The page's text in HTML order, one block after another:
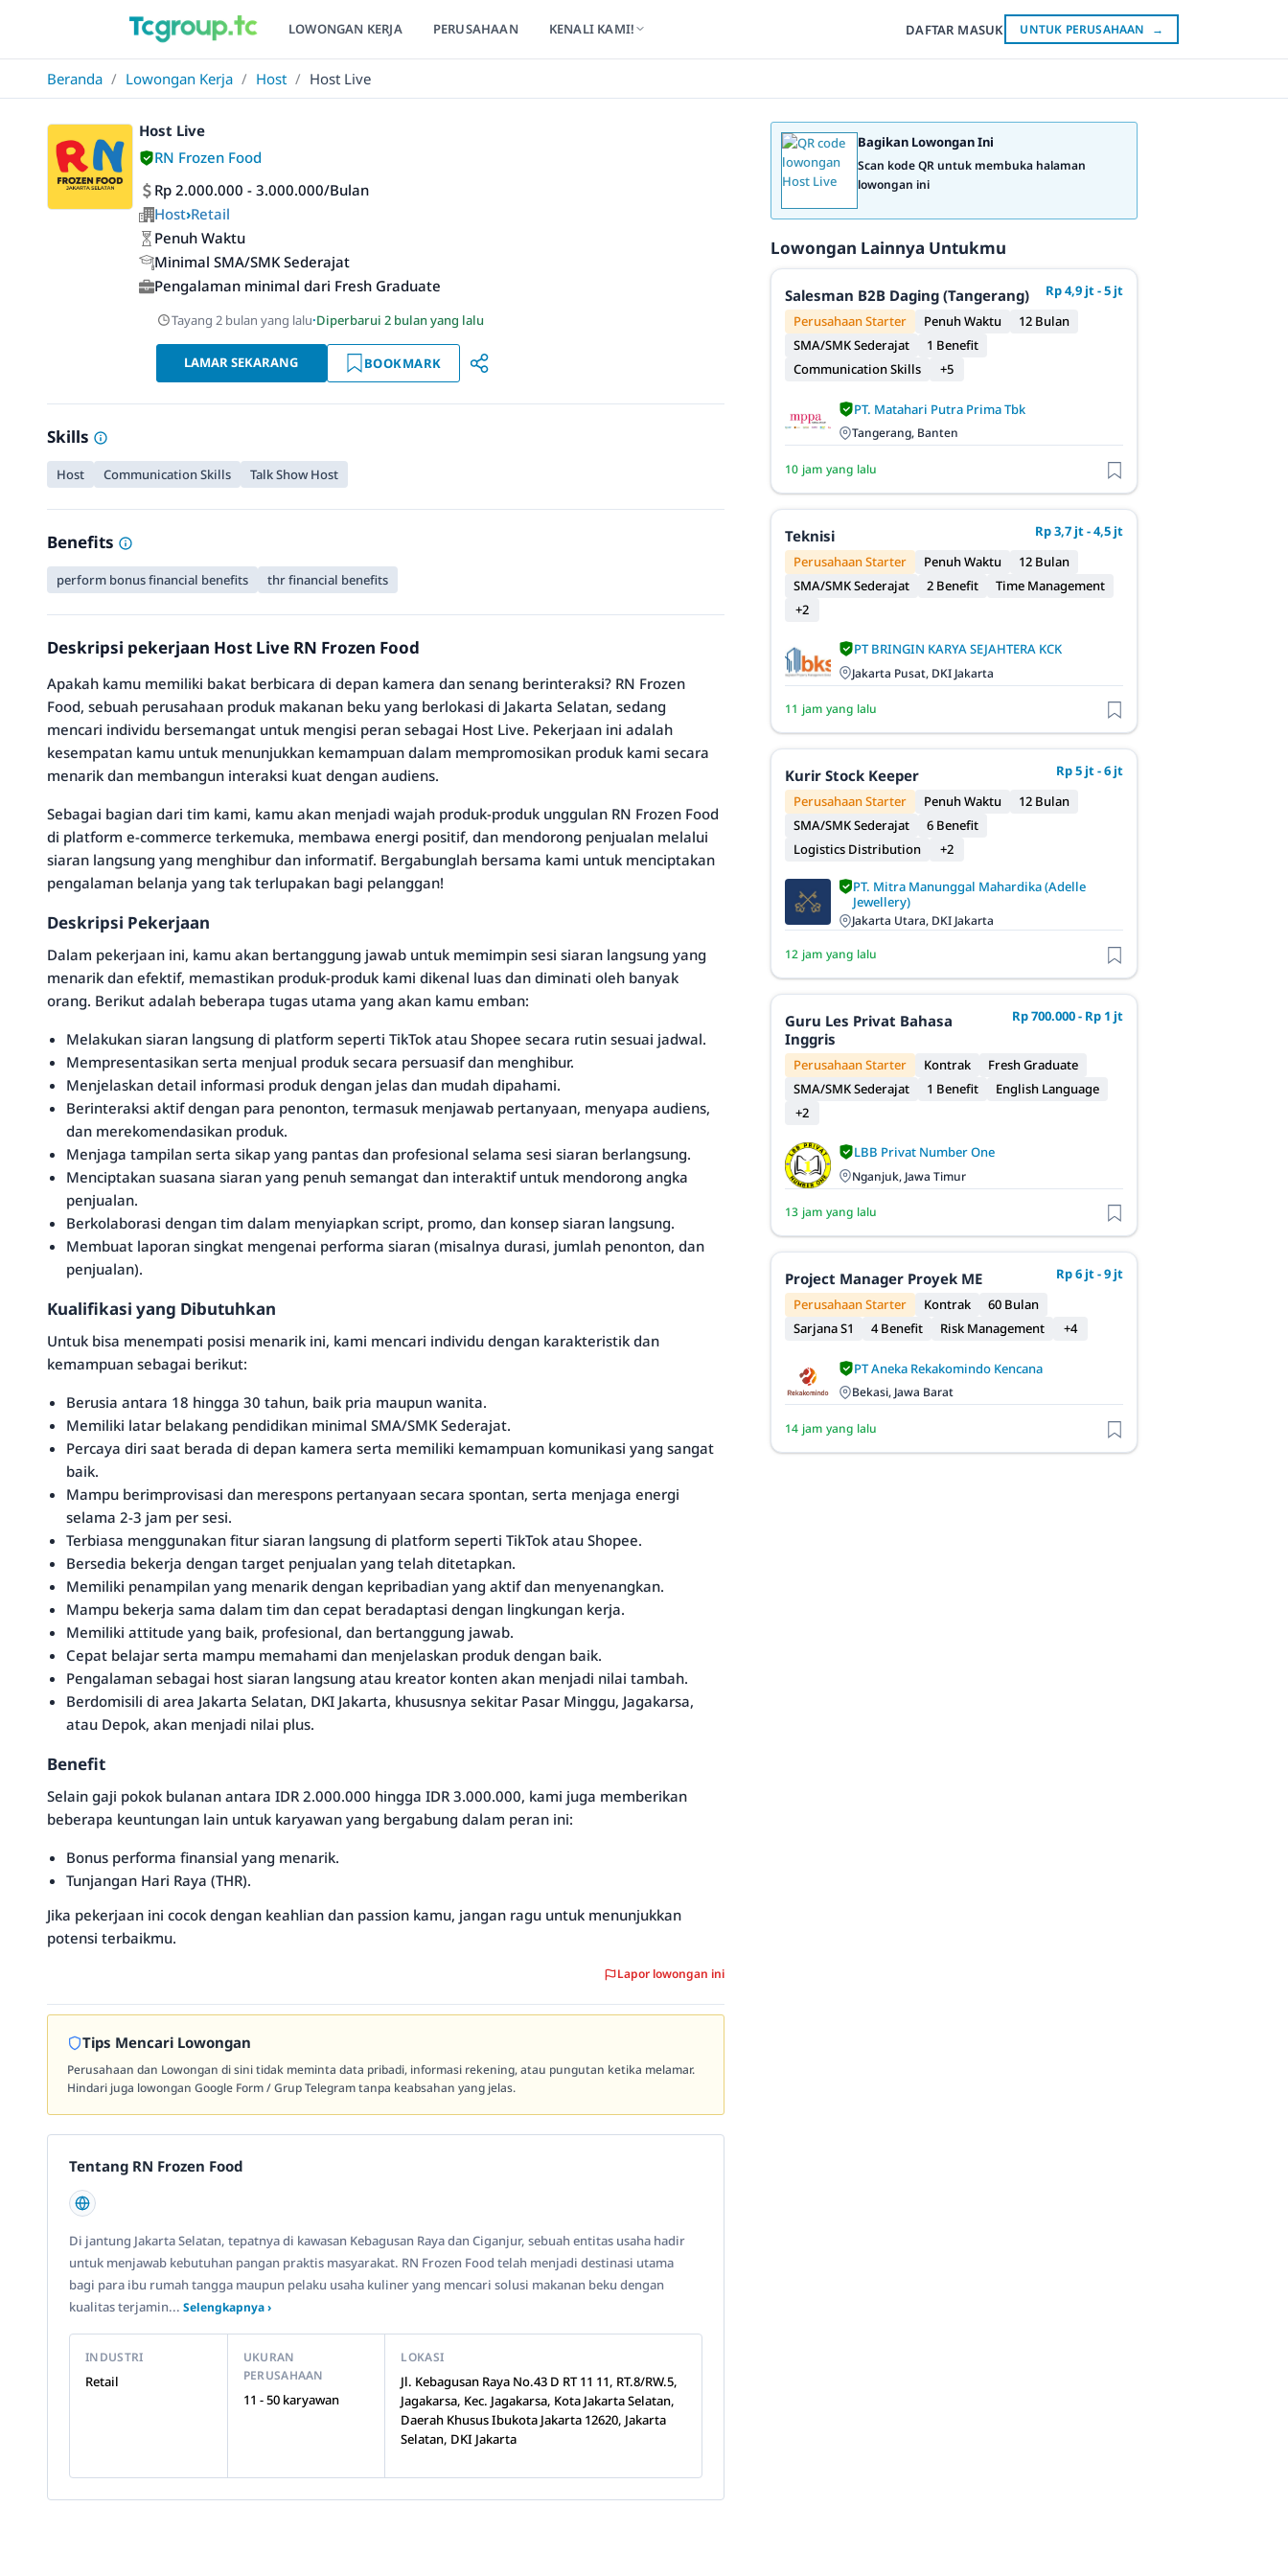
LOWONGAN KERJA PERUSAHAAN KENALI KAMI! DAFTAR MASUK UNTUK PERUSAHAAN →
Beranda / Lowongan Kerja / Host / Host Live
Host Live
RN Frozen Food
Rp 2.000.000 - 3.000.000/Bulan
Host›Retail
Penuh Waktu
Minimal SMA/SMK Sederajat
Pengalaman minimal dari Fresh Graduate
Tayang 2 bulan yang lalu·Diperbarui 2 bulan yang lalu
LAMAR SEKARANG BOOKMARK
Skills
Host Communication Skills Talk Show Host
Benefits
perform bonus financial benefits thr financial benefits
Deskripsi pekerjaan Host Live RN Frozen Food
Apakah kamu memiliki bakat berbicara di depan kamera dan senang berinteraksi? RN Frozen
Food, sebuah perusahaan produk makanan beku yang berlokasi di Jakarta Selatan, sedang
mencari individu bersemangat untuk mengisi peran sebagai Host Live. Pekerjaan ini adalah
kesempatan kamu untuk menunjukkan kemampuan dalam mempromosikan produk kami secara
menarik dan membangun interaksi kuat dengan audiens.
Sebagai bagian dari tim kami, kamu akan menjadi wajah produk-produk unggulan RN Frozen Food
di platform e-commerce terkemuka, membawa energi positif, dan mendorong penjualan melalui
siaran langsung yang menghibur dan informatif. Bergabunglah bersama kami untuk menciptakan
pengalaman belanja yang tak terlupakan bagi pelanggan!
Deskripsi Pekerjaan
Dalam pekerjaan ini, kamu akan bertanggung jawab untuk memimpin sesi siaran langsung yang
menarik dan efektif, memastikan produk-produk kami dikenal luas dan diminati oleh banyak
orang. Berikut adalah beberapa tugas utama yang akan kamu emban:
Melakukan siaran langsung di platform seperti TikTok atau Shopee secara rutin sesuai jadwal.
Mempresentasikan serta menjual produk secara persuasif dan menghibur.
Menjelaskan detail informasi produk dengan jelas dan mudah dipahami.
Berinteraksi aktif dengan para penonton, termasuk menjawab pertanyaan, menyapa audiens,
dan merekomendasikan produk.
Menjaga tampilan serta sikap yang pantas dan profesional selama sesi siaran berlangsung.
Menciptakan suasana siaran yang penuh semangat dan interaktif untuk mendorong angka
penjualan.
Berkolaborasi dengan tim dalam menyiapkan script, promo, dan konsep siaran langsung.
Membuat laporan singkat mengenai performa siaran (misalnya durasi, jumlah penonton, dan
penjualan).
Kualifikasi yang Dibutuhkan
Untuk bisa menempati posisi menarik ini, kami mencari individu dengan karakteristik dan
kemampuan sebagai berikut:
Berusia antara 18 hingga 30 tahun, baik pria maupun wanita.
Memiliki latar belakang pendidikan minimal SMA/SMK Sederajat.
Percaya diri saat berada di depan kamera serta memiliki kemampuan komunikasi yang sangat
baik.
Mampu berimprovisasi dan merespons pertanyaan secara spontan, serta menjaga energi
selama 2-3 jam per sesi.
Terbiasa menggunakan fitur siaran langsung di platform seperti TikTok atau Shopee.
Bersedia bekerja dengan target penjualan yang telah ditetapkan.
Memiliki penampilan yang menarik dengan kepribadian yang aktif dan menyenangkan.
Mampu bekerja sama dalam tim dan cepat beradaptasi dengan lingkungan kerja.
Memiliki attitude yang baik, profesional, dan bertanggung jawab.
Cepat belajar serta mampu memahami dan menjelaskan produk dengan baik.
Pengalaman sebagai host siaran langsung atau kreator konten akan menjadi nilai tambah.
Berdomisili di area Jakarta Selatan, DKI Jakarta, khususnya sekitar Pasar Minggu, Jagakarsa,
atau Depok, akan menjadi nilai plus.
Benefit
Selain gaji pokok bulanan antara IDR 2.000.000 hingga IDR 3.000.000, kami juga memberikan
beberapa keuntungan lain untuk karyawan yang bergabung dalam peran ini:
Bonus performa finansial yang menarik.
Tunjangan Hari Raya (THR).
Jika pekerjaan ini cocok dengan keahlian dan passion kamu, jangan ragu untuk menunjukkan
potensi terbaikmu.
Lapor lowongan ini
Tips Mencari Lowongan
Perusahaan dan Lowongan di sini tidak meminta data pribadi, informasi rekening, atau pungutan ketika melamar.
Hindari juga lowongan Google Form / Grup Telegram tanpa keabsahan yang jelas.
Tentang RN Frozen Food
Di jantung Jakarta Selatan, tepatnya di kawasan Kebagusan Raya dan Ciganjur, sebuah entitas usaha hadir
untuk menjawab kebutuhan pangan praktis masyarakat. RN Frozen Food telah menjadi destinasi utama
bagi para ibu rumah tangga maupun pelaku usaha kuliner yang mencari solusi makanan beku dengan
kualitas terjamin... Selengkapnya ›
INDUSTRI
Retail
UKURAN
PERUSAHAAN
11 - 50 karyawan
LOKASI
Jl. Kebagusan Raya No.43 D RT 11 11, RT.8/RW.5,
Jagakarsa, Kec. Jagakarsa, Kota Jakarta Selatan,
Daerah Khusus Ibukota Jakarta 12620, Jakarta
Selatan, DKI Jakarta
Bagikan Lowongan Ini
Scan kode QR untuk membuka halaman
lowongan ini
Lowongan Lainnya Untukmu
Salesman B2B Daging (Tangerang)
Rp 4,9 jt - 5 jt
Perusahaan Starter
Penuh Waktu
12 Bulan
SMA/SMK Sederajat
1 Benefit
Communication Skills
+5
PT. Matahari Putra Prima Tbk
Tangerang, Banten
10 jam yang lalu
Teknisi
Rp 3,7 jt - 4,5 jt
Perusahaan Starter
Penuh Waktu
12 Bulan
SMA/SMK Sederajat
2 Benefit
Time Management
+2
PT BRINGIN KARYA SEJAHTERA KCK
Jakarta Pusat, DKI Jakarta
11 jam yang lalu
Kurir Stock Keeper
Rp 5 jt - 6 jt
Perusahaan Starter
Penuh Waktu
12 Bulan
SMA/SMK Sederajat
6 Benefit
Logistics Distribution
+2
PT. Mitra Manunggal Mahardika (Adelle
Jewellery)
Jakarta Utara, DKI Jakarta
12 jam yang lalu
Guru Les Privat Bahasa
Inggris
Rp 700.000 - Rp 1 jt
Perusahaan Starter Kontrak
Fresh Graduate
SMA/SMK Sederajat
1 Benefit
English Language
+2
LBB Privat Number One
Nganjuk, Jawa Timur
13 jam yang lalu
Project Manager Proyek ME
Rp 6 jt - 9 jt
Perusahaan Starter
Kontrak
60 Bulan
Sarjana S1
4 Benefit Risk Management +4
PT Aneka Rekakomindo Kencana
Bekasi, Jawa Barat
14 jam yang lalu